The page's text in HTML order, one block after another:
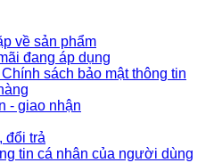
về sản phẩm
đang áp dụng
sách bảo mật thông tin
- giao nhận
đổi trả
tin cá nhân của người dùng